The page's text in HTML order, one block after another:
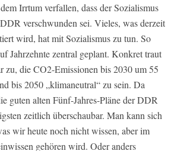
Irrtum verfallen, dass der Sozialismus
verschwunden sei. Vieles, was derzeit
wird, hat mit Sozialismus zu tun. So
Jahrzehnte zentral geplant. Konkret traut
zu, die CO2-Emissionen bis 2030 um 55
bis 2050 „klimaneutral“ zu sein. Da
guten alten Fünf-Jahres-Pläne der DDR
zeitlich überschaubar. Man kann sich
wir heute noch nicht wissen, aber im
gehören wird. Oder anders